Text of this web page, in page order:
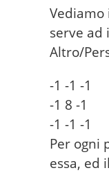
serve ad
Altro/
-1 -1 -1
-1 8 -1
-1 -1 -1
Per ogni
essa, ed